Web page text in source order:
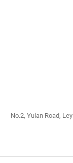
No.2, Yulan Road,